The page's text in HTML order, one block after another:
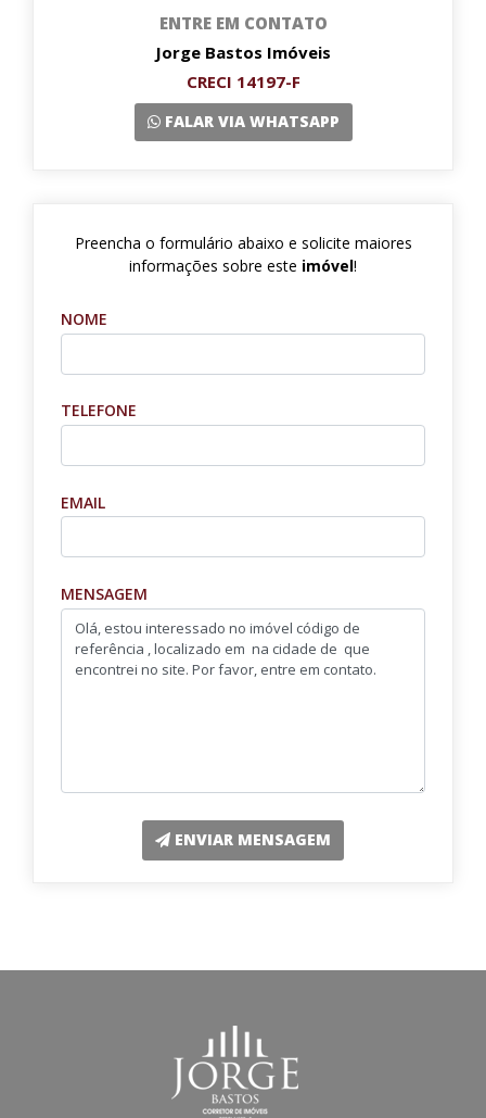
ENTRE EM CONTATO
Jorge Bastos Imóveis
CRECI 14197-F
FALAR VIA WHATSAPP
Preencha o formulário abaixo e solicite maiores
informações sobre este imóvel!
NOME
TELEFONE
EMAIL
MENSAGEM
ENVIAR MENSAGEM